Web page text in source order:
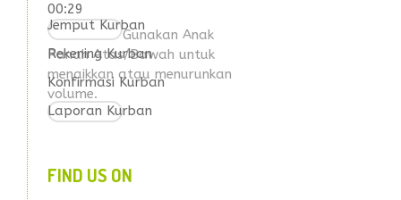
00:29
Gunakan Anak
Panah Atas/Bawah untuk
menaikkan atau menurunkan
volume.
Jemput Kurban
Rekening Kurban
Konfirmasi Kurban
Laporan Kurban
FIND US ON